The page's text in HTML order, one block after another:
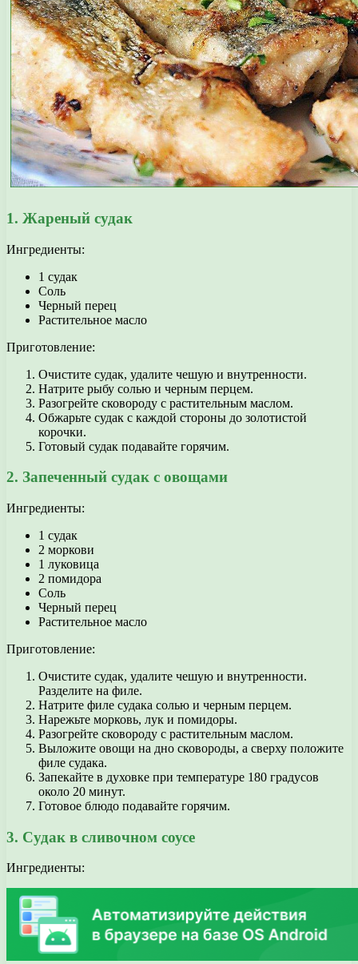
1. Жареный судак
Ингредиенты:
1 судак
Соль
Черный перец
Растительное масло
Приготовление:
Очистите судак, удалите чешую и внутренности.
Натрите рыбу солью и черным перцем.
Разогрейте сковороду с растительным маслом.
Обжарьте судак с каждой стороны до золотистой
корочки.
Готовый судак подавайте горячим.
2. Запеченный судак с овощами
Ингредиенты:
1 судак
2 моркови
1 луковица
2 помидора
Соль
Черный перец
Растительное масло
Приготовление:
Очистите судак, удалите чешую и внутренности.
Разделите на филе.
Натрите филе судака солью и черным перцем.
Нарежьте морковь, лук и помидоры.
Разогрейте сковороду с растительным маслом.
Выложите овощи на дно сковороды, а сверху положите
филе судака.
Запекайте в духовке при температуре 180 градусов
около 20 минут.
Готовое блюдо подавайте горячим.
3. Судак в сливочном соусе
Ингредиенты: